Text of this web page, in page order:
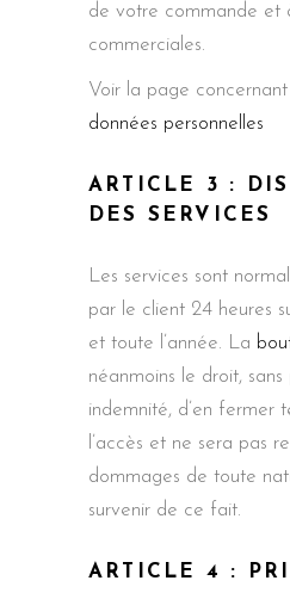
de votre commande et
commerciales.
Voir la page
données personnelles
ARTICLE 3 :
DES SERVICES
Les services sont
par le client 24 heures
et toute l’année. La
néanmoins le droit, sans
indemnité, d’en fermer
l’accès et ne sera pas
dommages de toute
survenir de ce fait.
ARTICLE 4 :